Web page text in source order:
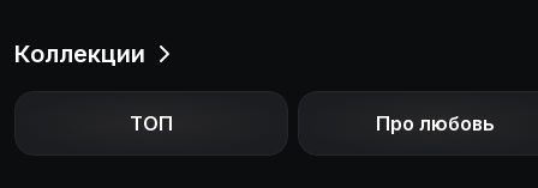
приближённые смогут перевернуть ход истории и
принести в мир капельку добра. Силы зла строят
коварные планы дальнейшего правления, однако
даже не подозревают, с какой невероятной силой
столкнулись на этот раз.
Коллекции
ТОП Про любовь